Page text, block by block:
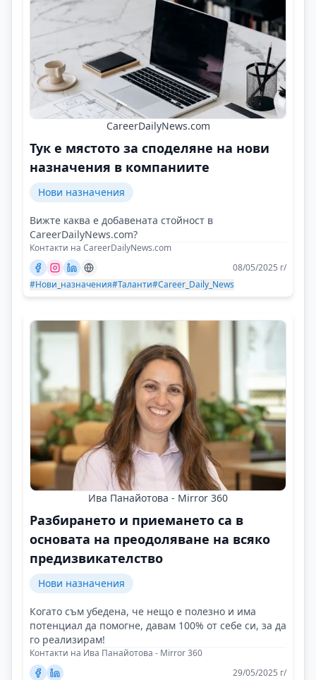
CareerDailyNews.com
Тук е мястото за споделяне на нови
назначения в компаниите
Нови назначения
Вижте каква е добавената стойност в
CareerDailyNews.com?
Контакти на CareerDailyNews.com
08/05/2025 г/
#Нови_назначения#Таланти#Career_Daily_News
Ива Панайотова - Mirror 360
Разбирането и приемането са в
основата на преодоляване на всяко
предизвикателство
Нови назначения
Когато съм убедена, че нещо е полезно и има
потенциал да помогне, давам 100% от себе си, за да
го реализирам!
Контакти на Ива Панайотова - Mirror 360
29/05/2025 г/